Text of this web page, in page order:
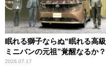
眠れる獅子ならぬ“眠れる高級
ミニバンの元祖”覚醒なるか？
2026.07.17